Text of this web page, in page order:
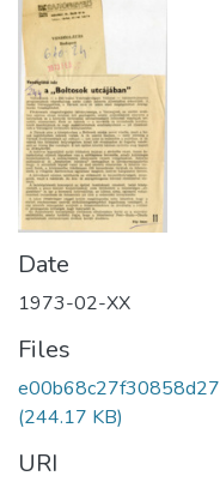
Date
1973-02-XX
Files
(244.17 KB)
URI